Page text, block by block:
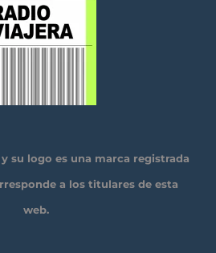
su logo es una marca registrada
a los titulares de esta
web.